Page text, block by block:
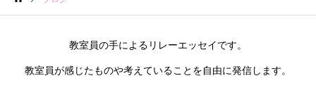
メール相談
教室員の手によるリレーエッセイです。
教室員が感じたものや考えていることを自由に発信します。